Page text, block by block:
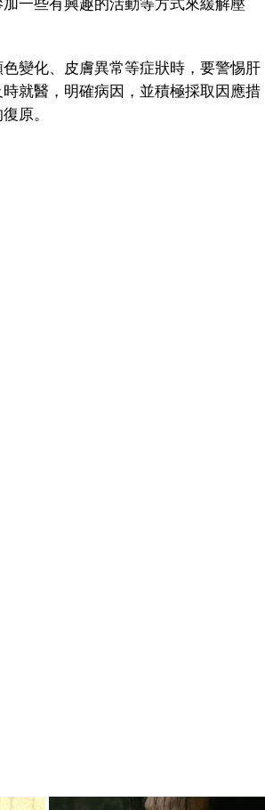
一些有興趣的活動等方式來緩解壓
變化、皮膚異常等症狀時，要警惕肝
就醫，明確病因，並積極採取因應措
原。